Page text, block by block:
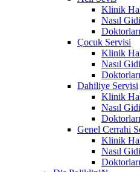
Klinik
Nasıl
Çocuk Servisi
Klinik
Nasıl
Dahiliye Servisi
Klinik
Nasıl
Genel Cerrahi
Klinik
Nasıl